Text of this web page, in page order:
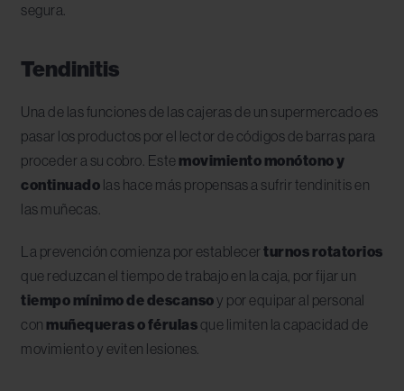
segura.
Tendinitis
Una de las funciones de las cajeras de un supermercado es
pasar los productos por el lector de códigos de barras para
proceder a su cobro. Este movimiento monótono y
continuado las hace más propensas a sufrir tendinitis en
las muñecas.
La prevención comienza por establecerturnos rotatorios
que reduzcan el tiempo de trabajo en la caja, por fijar un
tiempo mínimo de descansoy por equipar al personal
con muñequeras o férulasque limiten la capacidad de
movimiento y eviten lesiones.